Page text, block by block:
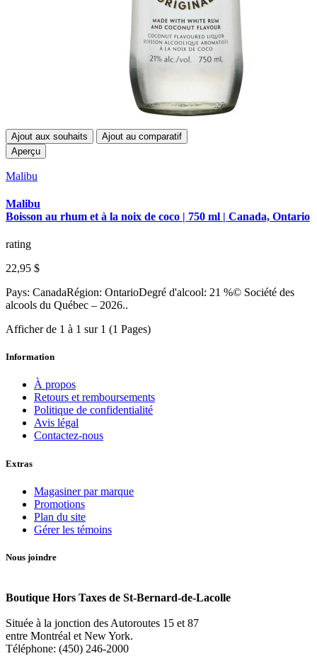
Ajout aux souhaits
Ajout au comparatif
Aperçu
Malibu
Malibu
Boisson au rhum et à la noix de coco | 750 ml | Canada, Ontario
rating
22,95 $
Pays: CanadaRégion: OntarioDegré d'alcool: 21 %© Société des
alcools du Québec – 2026..
Afficher de 1 à 1 sur 1 (1 Pages)
Information
À propos
Retours et remboursements
Politique de confidentialité
Avis légal
Contactez-nous
Extras
Magasiner par marque
Promotions
Plan du site
Gérer les témoins
Nous joindre
Boutique Hors Taxes de St-Bernard-de-Lacolle
Située à la jonction des Autoroutes 15 et 87
entre Montréal et New York.
Téléphone: (450) 246-2000